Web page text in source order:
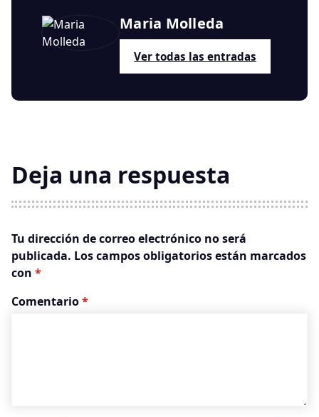
Maria Molleda
Ver todas las entradas
Deja una respuesta
Tu dirección de correo electrónico no será
publicada. Los campos obligatorios están marcados
con *
Comentario*